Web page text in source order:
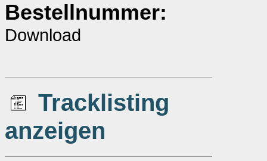
Bestellnummer:
Download
Tracklisting
anzeigen